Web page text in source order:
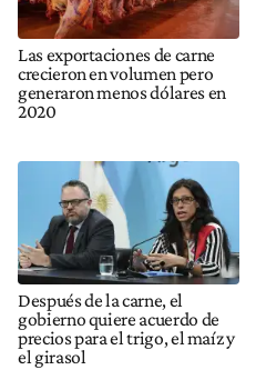
Las exportaciones de carne
crecieron en volumen pero
generaron menos dólares en
2020
Después de la carne, el
gobierno quiere acuerdo de
precios para el trigo, el maíz y
el girasol